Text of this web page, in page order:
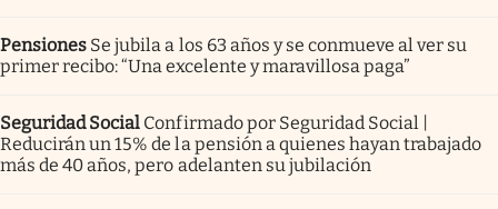
Pensiones Se jubila a los 63 años y se conmueve al ver su
primer recibo: “Una excelente y maravillosa paga”
Seguridad Social Confirmado por Seguridad Social |
Reducirán un 15% de la pensión a quienes hayan trabajado
más de 40 años, pero adelanten su jubilación